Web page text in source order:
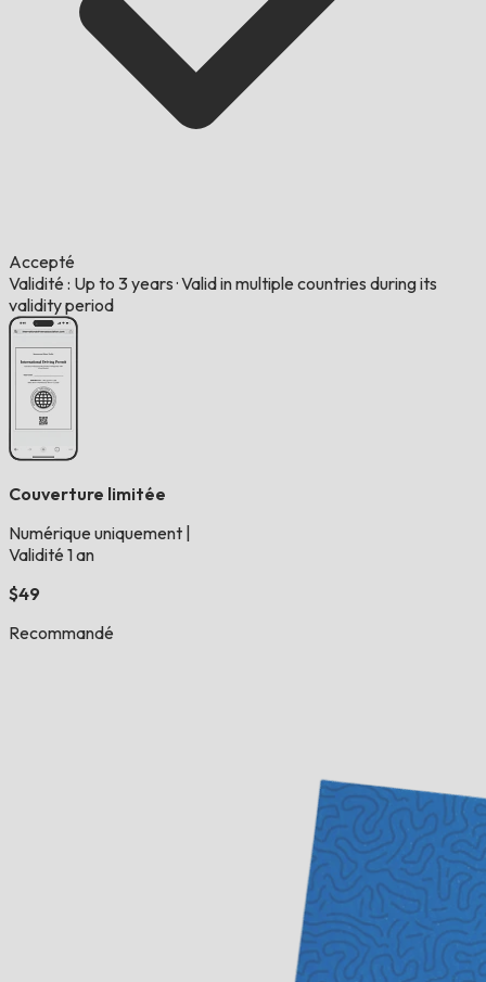
Accepté
Validité : Up to 3 years ·Valid in multiple countries during its
validity period
Couverture limitée
Numérique uniquement
Validité 1 an
$49
Recommandé